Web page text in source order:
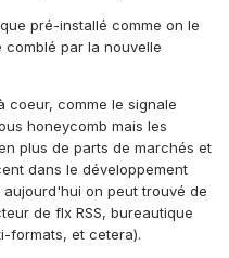
pré-installé comme on le
par la nouvelle
coeur, comme le signale
honeycomb mais les
plus de parts de marchés et
dans le développement
on peut trouvé de
de flx RSS, bureautique
formats, et cetera).